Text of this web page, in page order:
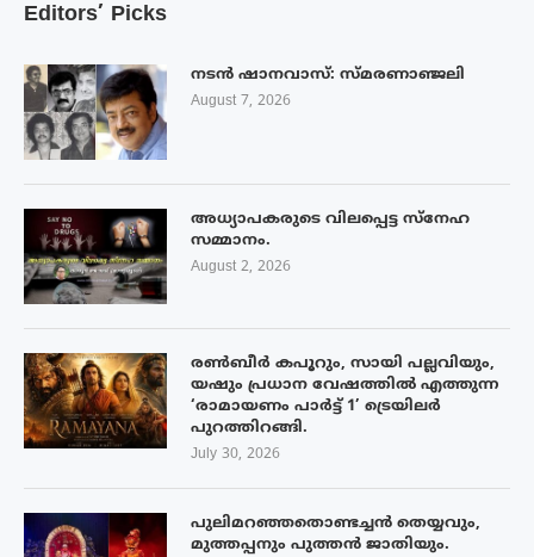
Editors’ Picks
നടൻ ഷാനവാസ്: സ്മരണാഞ്ജലി
August 7, 2026
അധ്യാപകരുടെ വിലപ്പെട്ട സ്നേഹ
സമ്മാനം.
August 2, 2026
രൺബീർ കപൂറും, സായി പല്ലവിയും,
യഷും പ്രധാന വേഷത്തിൽ എത്തുന്ന
‘രാമായണം പാർട്ട് 1’ ട്രെയിലർ
പുറത്തിറങ്ങി.
July 30, 2026
പുലിമറഞ്ഞതൊണ്ടച്ചൻ തെയ്യവും,
മുത്തപ്പനും പുത്തൻ ജാതിയും.